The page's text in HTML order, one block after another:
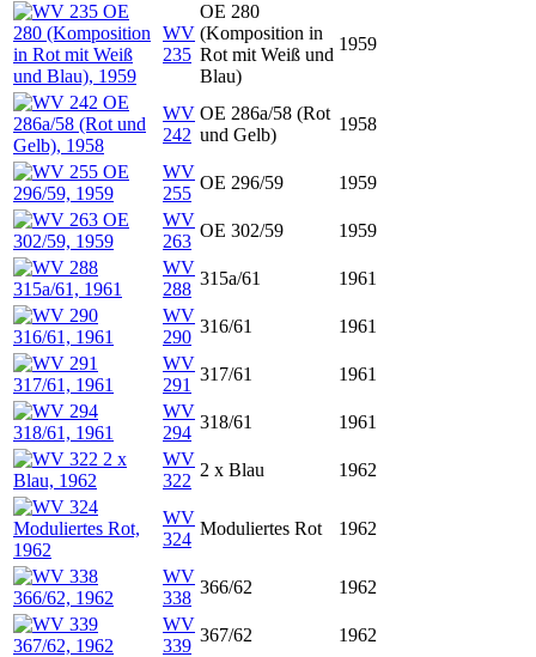
WV
235
OE 280
(Komposition in
Rot mit Weiß und
Blau)
1959
WV
242
OE 286a/58 (Rot
und Gelb)
1958
WV
255
OE 296/59
1959
WV
263
OE 302/59
1959
WV
288
315a/61
1961
WV
290
316/61
1961
WV
291
317/61
1961
WV
294
318/61
1961
WV
322
2 x Blau 1962
WV
324
Moduliertes Rot 1962
WV
338
366/62
1962
WV
339
367/62
1962